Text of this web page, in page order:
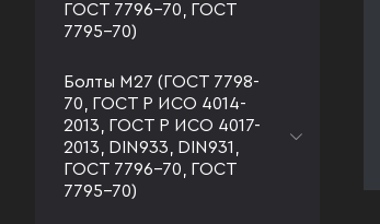
ГОСТ 7796-70, ГОСТ
7795-70)
Болты М27 (ГОСТ 7798-
70, ГОСТ Р ИСО 4014-
2013, ГОСТ Р ИСО 4017-
2013, DIN933, DIN931,
ГОСТ 7796-70, ГОСТ
7795-70)